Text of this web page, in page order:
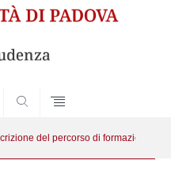
del percorso di formazione"